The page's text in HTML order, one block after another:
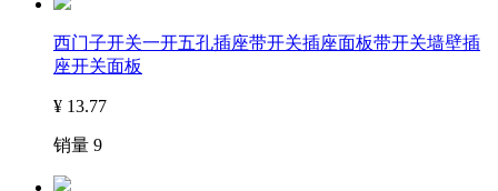
西门子开关一开五孔插座带开关插座面板带开关墙壁插
座开关面板
¥ 13.77
销量 9